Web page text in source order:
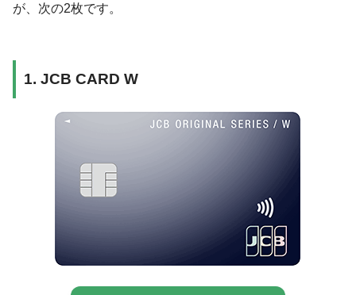
が、次の2枚です。
1. JCB CARD W